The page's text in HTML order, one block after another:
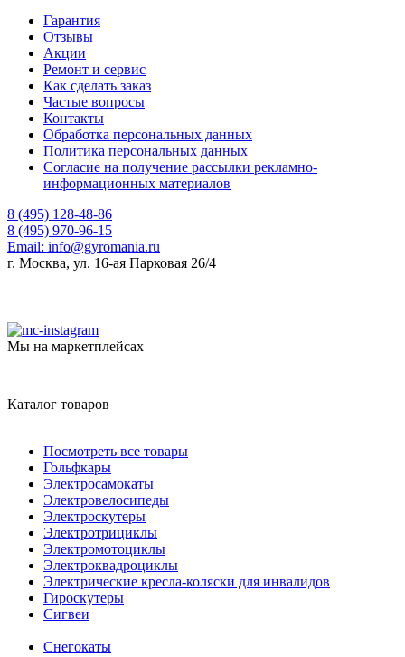
Гарантия
Отзывы
Акции
Ремонт и сервис
Как сделать заказ
Частые вопросы
Контакты
Обработка персональных данных
Политика персональных данных
Согласие на получение рассылки рекламно-
информационных материалов
8 (495) 128-48-86
8 (495) 970-96-15
Email: info@gyromania.ru
г. Москва, ул. 16-ая Парковая 26/4
Мы на маркетплейсах
Каталог товаров
Посмотреть все товары
Гольфкары
Электросамокаты
Электровелосипеды
Электроскутеры
Электротрициклы
Электромотоциклы
Электроквадроциклы
Электрические кресла-коляски для инвалидов
Гироскутеры
Сигвеи
Снегокаты